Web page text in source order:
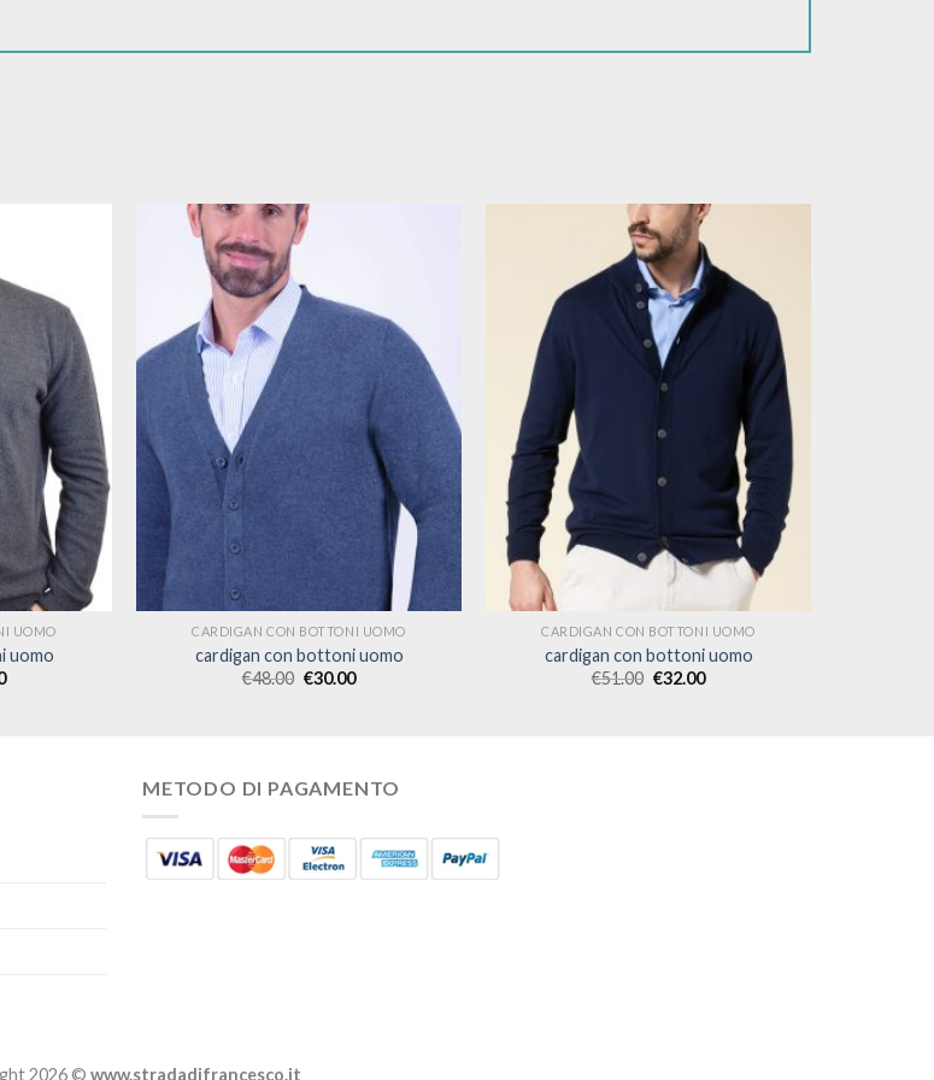
UOMO
uomo
CARDIGAN CON BOTTONI UOMO
cardigan con bottoni uomo
€48.00 €30.00
CARDIGAN CON BOTTONI UOMO
cardigan con bottoni uomo
€51.00 €32.00
METODO DI PAGAMENTO
2026 © www.stradadifrancesco.it